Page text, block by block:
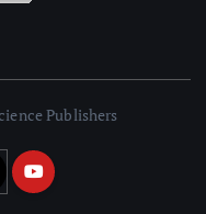
Publishers